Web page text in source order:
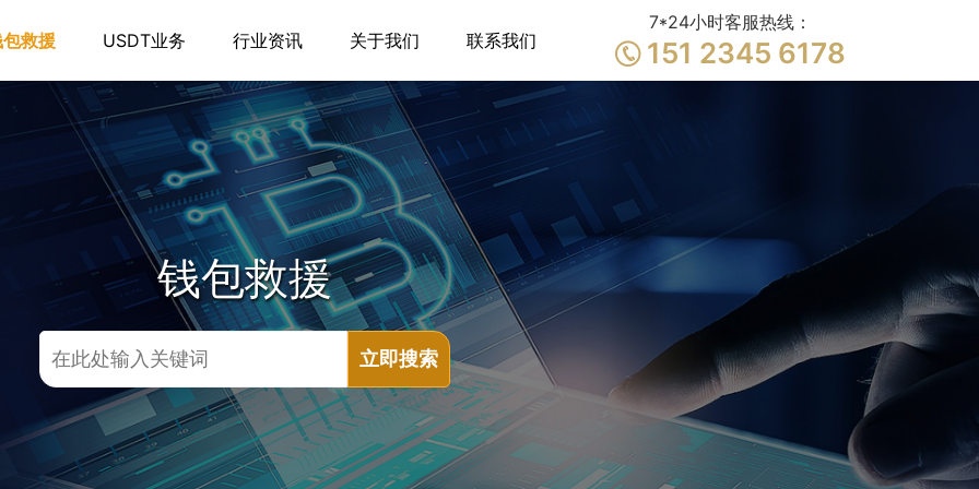
救援 USDT业务 行业资讯 关于我们 联系我们
7*24小时客服热线：
151 2345 6178
钱包救援